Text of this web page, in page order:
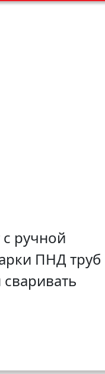
ручной
ПНД труб